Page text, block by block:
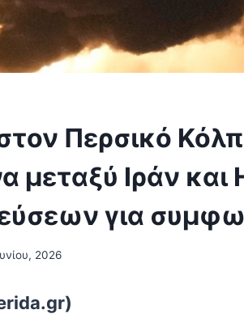
Περσικό
μεταξύ Ιράν
για
2026